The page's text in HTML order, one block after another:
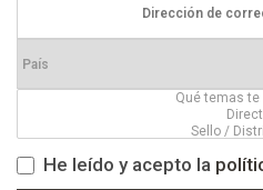
He leído y acepto la